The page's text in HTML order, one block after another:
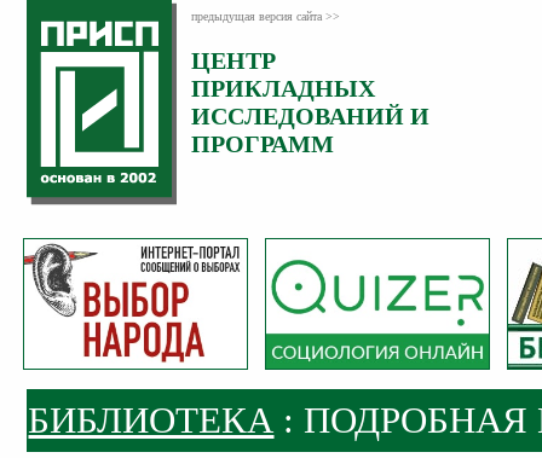
предыдущая версия сайта >>
ЦЕНТР
ПРИКЛАДНЫХ
ИССЛЕДОВАНИЙ И
ПРОГРАММ
БИБЛИОТЕКА: